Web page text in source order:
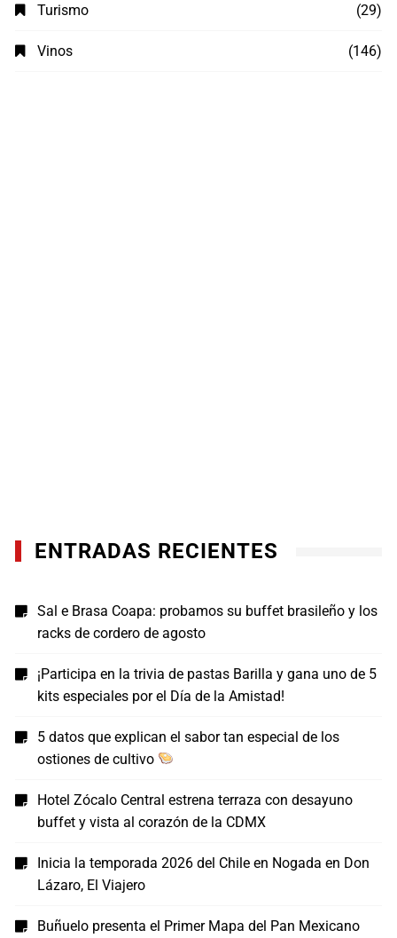
Turismo (29)
Vinos (146)
ENTRADAS RECIENTES
Sal e Brasa Coapa: probamos su buffet brasileño y los
racks de cordero de agosto
¡Participa en la trivia de pastas Barilla y gana uno de 5
kits especiales por el Día de la Amistad!
5 datos que explican el sabor tan especial de los
ostiones de cultivo
Hotel Zócalo Central estrena terraza con desayuno
buffet y vista al corazón de la CDMX
Inicia la temporada 2026 del Chile en Nogada en Don
Lázaro, El Viajero
Buñuelo presenta el Primer Mapa del Pan Mexicano